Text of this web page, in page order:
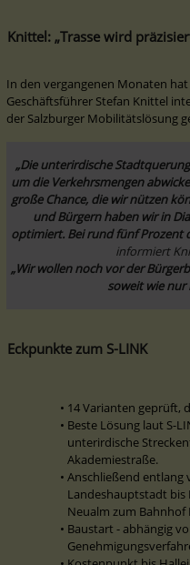
Knittel: „Trasse wird
In den vergangenen Monaten
Geschäftsführer Stefan Knittel
der Salzburger Mobilitätslösung
„Die unterirdische
um die Verkehrsmengen
große Chance, die wir nützen
und Bürgern haben wir in
optimiert. Bei rund fünf Prozent
informiert
„Wir wollen noch vor der
soweit wie nur
Eckpunkte zum S-LINK
14 Varianten geprüft,
Beste Lösung laut S-
unterirdische
Akademiestraße.
Anschließend entlang
Landeshauptstadt bis
Neualm zum Bahnhof
Baustart - abhängig